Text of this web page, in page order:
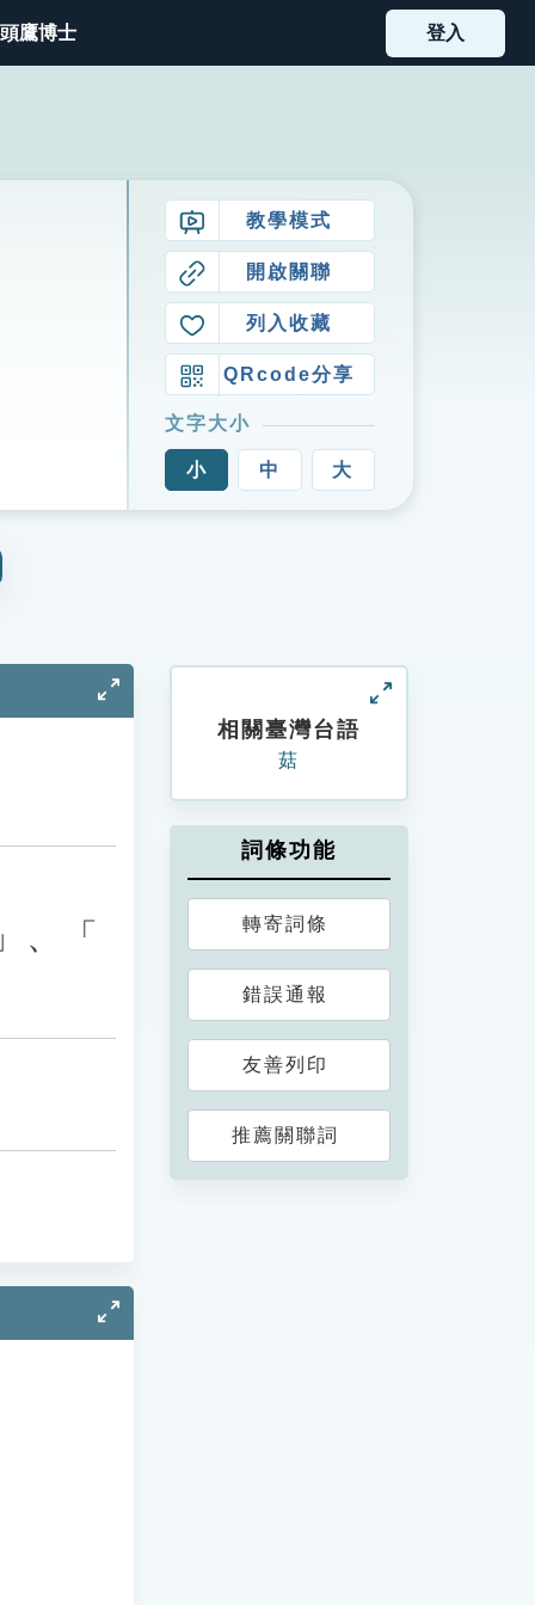
鷹博士 登入
教學模式
開啟關聯
列入收藏
QRcode分享
文字大小
小 中 大
、「
相關臺灣台語
菇
詞條功能
轉寄詞條
錯誤通報
友善列印
推薦關聯詞